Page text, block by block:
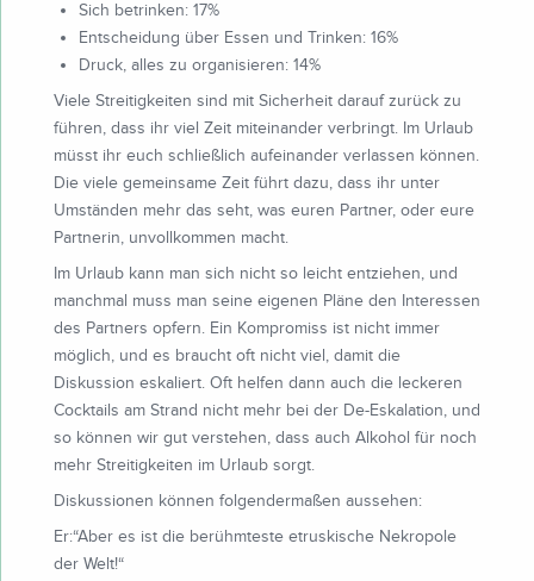
Sich betrinken: 17%
Entscheidung über Essen und Trinken: 16%
Druck, alles zu organisieren: 14%
Viele Streitigkeiten sind mit Sicherheit darauf zurück zu
führen, dass ihr viel Zeit miteinander verbringt. Im Urlaub
müsst ihr euch schließlich aufeinander verlassen können.
Die viele gemeinsame Zeit führt dazu, dass ihr unter
Umständen mehr das seht, was euren Partner, oder eure
Partnerin, unvollkommen macht.
Im Urlaub kann man sich nicht so leicht entziehen, und
manchmal muss man seine eigenen Pläne den Interessen
des Partners opfern. Ein Kompromiss ist nicht immer
möglich, und es braucht oft nicht viel, damit die
Diskussion eskaliert. Oft helfen dann auch die leckeren
Cocktails am Strand nicht mehr bei der De-Eskalation, und
so können wir gut verstehen, dass auch Alkohol für noch
mehr Streitigkeiten im Urlaub sorgt.
Diskussionen können folgendermaßen aussehen:
Er:“Aber es ist die berühmteste etruskische Nekropole
der Welt!“